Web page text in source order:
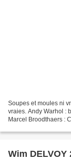
Soupes et moules ni
vraies. Andy Warhol :
Marcel Broodthaers :
Wim DELVOY